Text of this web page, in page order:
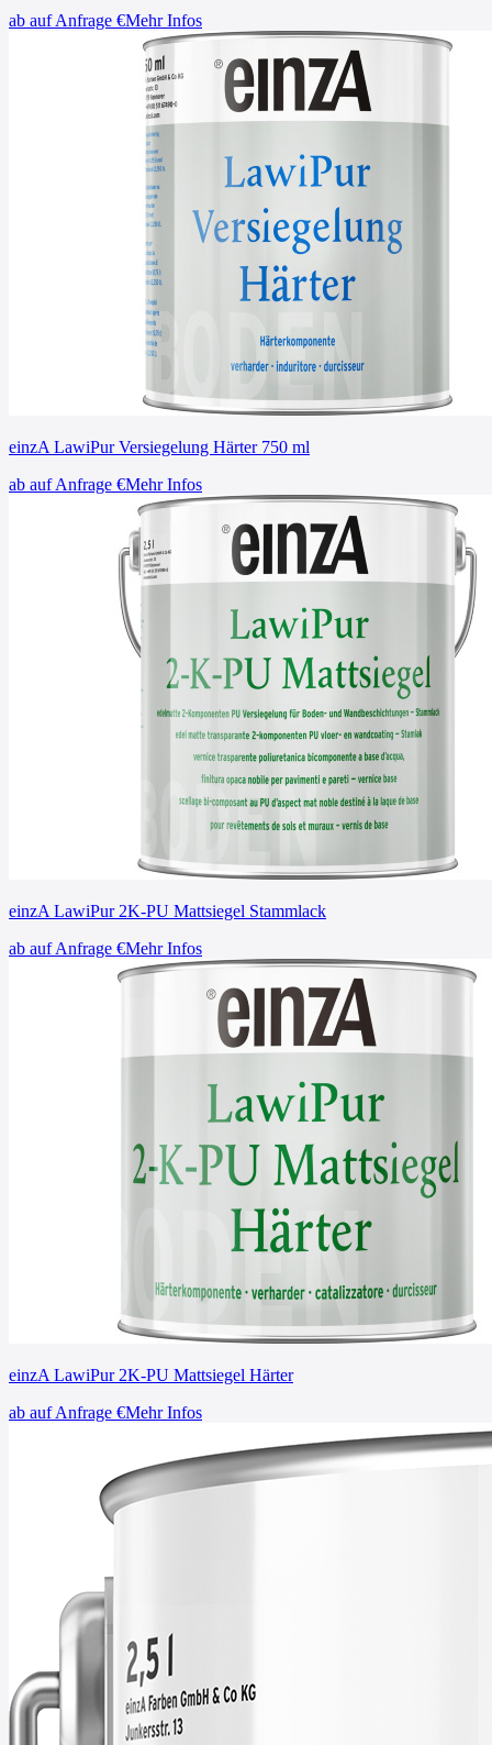
ab auf Anfrage €Mehr Infos
einzA LawiPur Versiegelung Härter 750 ml
ab auf Anfrage €Mehr Infos
einzA LawiPur 2K-PU Mattsiegel Stammlack
ab auf Anfrage €Mehr Infos
einzA LawiPur 2K-PU Mattsiegel Härter
ab auf Anfrage €Mehr Infos